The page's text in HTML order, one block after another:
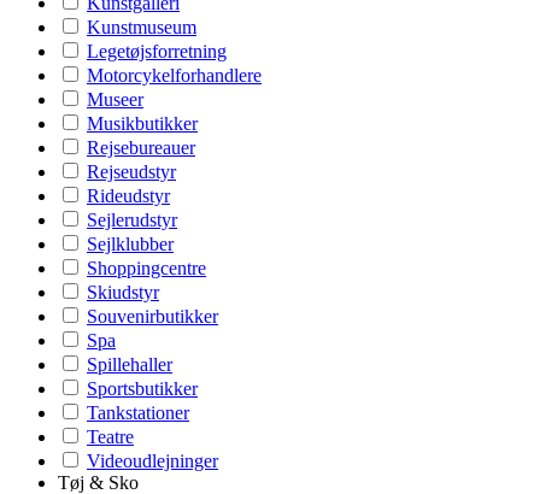
Kunstmuseum
Legetøjsforretning
Motorcykelforhandlere
Museer
Musikbutikker
Rejsebureauer
Rejseudstyr
Rideudstyr
Sejlerudstyr
Sejlklubber
Shoppingcentre
Skiudstyr
Souvenirbutikker
Spa
Spillehaller
Sportsbutikker
Tankstationer
Teatre
Videoudlejninger
Tøj & Sko